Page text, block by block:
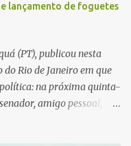
lançamento de foguetes
(PT), publicou nesta
Rio de Janeiro em que
na próxima quinta-
amigo pessoal,